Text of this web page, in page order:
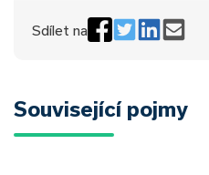
Sdílet na
Související pojmy